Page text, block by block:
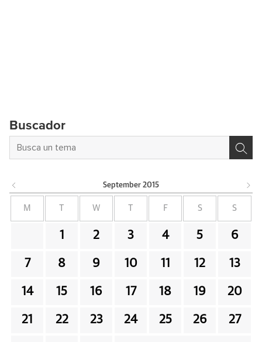
Buscador
September 2015
M W F S S
1 2 3 4 5 6
7 8 9 10 11 12 13
14 15 16 17 18 19 20
21 22 23 24 25 26 27